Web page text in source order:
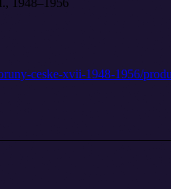
1948–1956
ceske-xvii-1948-1956/